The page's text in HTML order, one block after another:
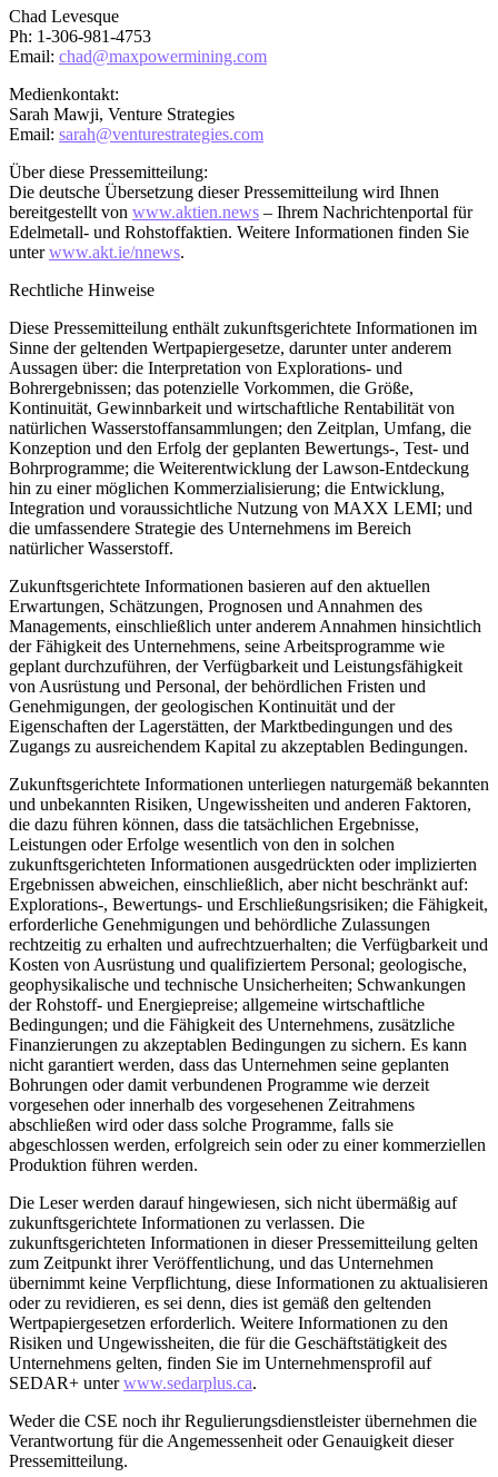
Chad Levesque
Ph: 1-306-981-4753
Email: chad@maxpowermining.com
Medienkontakt:
Sarah Mawji, Venture Strategies
Email: sarah@venturestrategies.com
Über diese Pressemitteilung:
Die deutsche Übersetzung dieser Pressemitteilung wird Ihnen
bereitgestellt von www.aktien.news – Ihrem Nachrichtenportal für
Edelmetall- und Rohstoffaktien. Weitere Informationen finden Sie
unterwww.akt.ie/nnews.
Rechtliche Hinweise
Diese Pressemitteilung enthält zukunftsgerichtete Informationen im
Sinne der geltenden Wertpapiergesetze, darunter unter anderem
Aussagen über: die Interpretation von Explorations- und
Bohrergebnissen; das potenzielle Vorkommen, die Größe,
Kontinuität, Gewinnbarkeit und wirtschaftliche Rentabilität von
natürlichen Wasserstoffansammlungen; den Zeitplan, Umfang, die
Konzeption und den Erfolg der geplanten Bewertungs-, Test- und
Bohrprogramme; die Weiterentwicklung der Lawson-Entdeckung
hin zu einer möglichen Kommerzialisierung; die Entwicklung,
Integration und voraussichtliche Nutzung von MAXX LEMI; und
die umfassendere Strategie des Unternehmens im Bereich
natürlicher Wasserstoff.
Zukunftsgerichtete Informationen basieren auf den aktuellen
Erwartungen, Schätzungen, Prognosen und Annahmen des
Managements, einschließlich unter anderem Annahmen hinsichtlich
der Fähigkeit des Unternehmens, seine Arbeitsprogramme wie
geplant durchzuführen, der Verfügbarkeit und Leistungsfähigkeit
von Ausrüstung und Personal, der behördlichen Fristen und
Genehmigungen, der geologischen Kontinuität und der
Eigenschaften der Lagerstätten, der Marktbedingungen und des
Zugangs zu ausreichendem Kapital zu akzeptablen Bedingungen.
Zukunftsgerichtete Informationen unterliegen naturgemäß bekannten
und unbekannten Risiken, Ungewissheiten und anderen Faktoren,
die dazu führen können, dass die tatsächlichen Ergebnisse,
Leistungen oder Erfolge wesentlich von den in solchen
zukunftsgerichteten Informationen ausgedrückten oder implizierten
Ergebnissen abweichen, einschließlich, aber nicht beschränkt auf:
Explorations-, Bewertungs- und Erschließungsrisiken; die Fähigkeit,
erforderliche Genehmigungen und behördliche Zulassungen
rechtzeitig zu erhalten und aufrechtzuerhalten; die Verfügbarkeit und
Kosten von Ausrüstung und qualifiziertem Personal; geologische,
geophysikalische und technische Unsicherheiten; Schwankungen
der Rohstoff- und Energiepreise; allgemeine wirtschaftliche
Bedingungen; und die Fähigkeit des Unternehmens, zusätzliche
Finanzierungen zu akzeptablen Bedingungen zu sichern. Es kann
nicht garantiert werden, dass das Unternehmen seine geplanten
Bohrungen oder damit verbundenen Programme wie derzeit
vorgesehen oder innerhalb des vorgesehenen Zeitrahmens
abschließen wird oder dass solche Programme, falls sie
abgeschlossen werden, erfolgreich sein oder zu einer kommerziellen
Produktion führen werden.
Die Leser werden darauf hingewiesen, sich nicht übermäßig auf
zukunftsgerichtete Informationen zu verlassen. Die
zukunftsgerichteten Informationen in dieser Pressemitteilung gelten
zum Zeitpunkt ihrer Veröffentlichung, und das Unternehmen
übernimmt keine Verpflichtung, diese Informationen zu aktualisieren
oder zu revidieren, es sei denn, dies ist gemäß den geltenden
Wertpapiergesetzen erforderlich. Weitere Informationen zu den
Risiken und Ungewissheiten, die für die Geschäftstätigkeit des
Unternehmens gelten, finden Sie im Unternehmensprofil auf
SEDAR+ unterwww.sedarplus.ca.
Weder die CSE noch ihr Regulierungsdienstleister übernehmen die
Verantwortung für die Angemessenheit oder Genauigkeit dieser
Pressemitteilung.